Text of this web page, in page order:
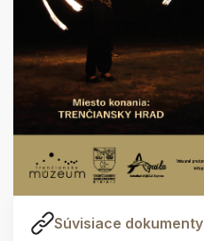
Súvisiace dokumenty